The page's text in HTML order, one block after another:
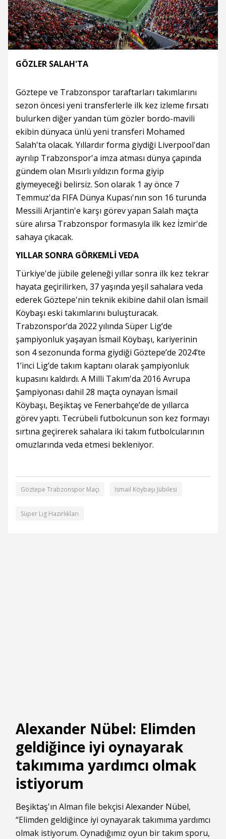
GÖZLER SALAH'TA
Göztepe ve Trabzonspor taraftarları takımlarını
sezon öncesi yeni transferlerle ilk kez izleme fırsatı
bulurken diğer yandan tüm gözler bordo-mavili
ekibin dünyaca ünlü yeni transferi Mohamed
Salah'ta olacak. Yıllardır forma giydiği Liverpool'dan
ayrılıp Trabzonspor'a imza atması dünya çapında
gündem olan Mısırlı yıldızın forma giyip
giymeyeceği belirsiz. Son olarak 1 ay önce 7
Temmuz'da FIFA Dünya Kupası'nın son 16 turunda
Messili Arjantin'e karşı görev yapan Salah maçta
süre alırsa Trabzonspor formasıyla ilk kez İzmir'de
sahaya çıkacak.
YILLAR SONRA GÖRKEMLİ VEDA
Türkiye'de jübile geleneği yıllar sonra ilk kez tekrar
hayata geçirilirken, 37 yaşında yeşil sahalara veda
ederek Göztepe'nin teknik ekibine dahil olan İsmail
Köybaşı eski takımlarını buluşturacak.
Trabzonspor’da 2022 yılında Süper Lig’de
şampiyonluk yaşayan İsmail Köybaşı, kariyerinin
son 4 sezonunda forma giydiği Göztepe’de 2024’te
1’inci Lig’de takım kaptanı olarak şampiyonluk
kupasını kaldırdı. A Milli Takım'da 2016 Avrupa
Şampiyonası dahil 28 maçta oynayan İsmail
Köybaşı, Beşiktaş ve Fenerbahçe’de de yıllarca
görev yaptı. Tecrübeli futbolcunun son kez formayı
sırtına geçirerek sahalara iki takım futbolcularının
omuzlarında veda etmesi bekleniyor.
Göztepe Trabzonspor Maçı İsmail Köybaşı Jübilesi
Süper Lig Hazırlıkları
Alexander Nübel: Elimden
geldiğince iyi oynayarak
takımıma yardımcı olmak
istiyorum
Beşiktaş'ın Alman file bekçisi Alexander Nübel,
“Elimden geldiğince iyi oynayarak takımıma yardımcı
olmak istiyorum. Oynadığımız oyun bir takım sporu,